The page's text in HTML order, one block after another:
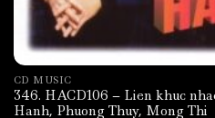
CD MUSIC
346. HACD106 – Lien khuc
Hanh, Phuong Thuy, Mong Thi